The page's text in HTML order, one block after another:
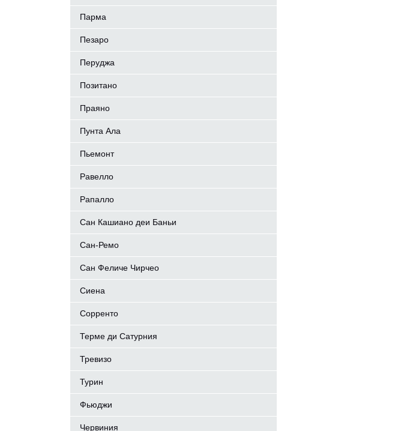
Парма
Пезаро
Перуджа
Позитано
Праяно
Пунта Ала
Пьемонт
Равелло
Рапалло
Сан Кашиано деи Баньи
Сан-Ремо
Сан Феличе Чирчео
Сиена
Сорренто
Терме ди Сатурния
Тревизо
Турин
Фьюджи
Червиния